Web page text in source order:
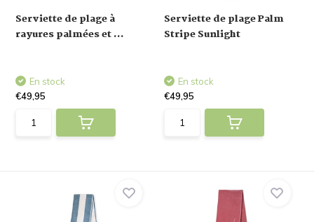
Serviette de plage à
rayures palmées et ...
En stock
€49,95
Serviette de plage Palm
Stripe Sunlight
En stock
€49,95